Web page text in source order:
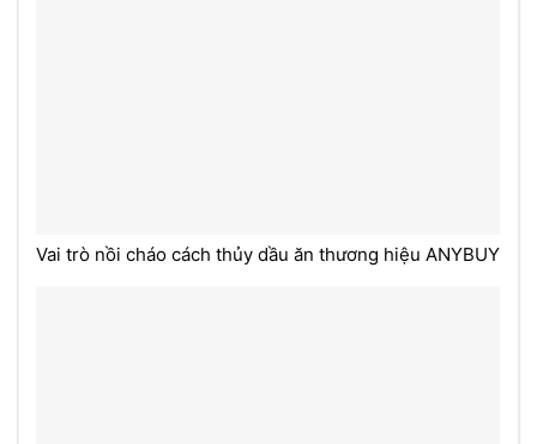
Vai trò nồi cháo cách thủy dầu ăn thương hiệu ANYBUY